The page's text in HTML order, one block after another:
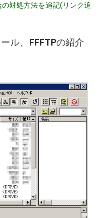
対処方法を追記(リンク追
ル、 FFFTPの紹介